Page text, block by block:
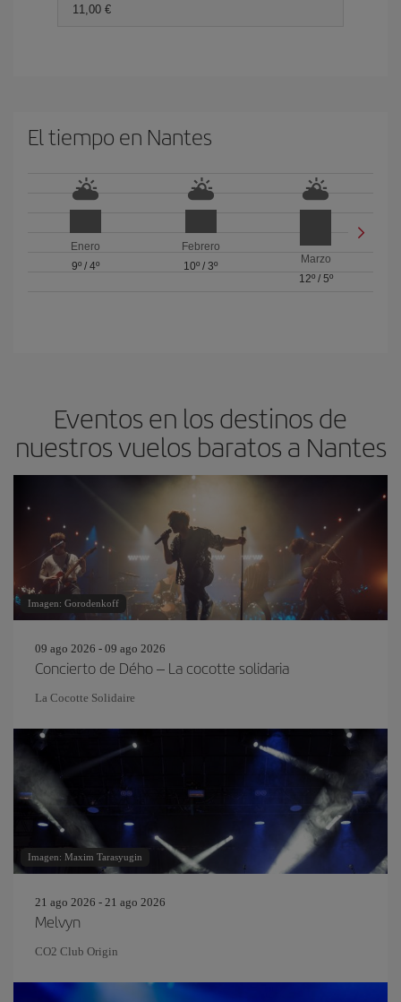
11,00 €
El tiempo en Nantes
Enero
9º/ 4º
Febrero
10º / 3º
Marzo
12º/ 5º
Eventos en los destinos de
nuestros vuelos baratos a Nantes
Imagen: Gorodenkoff
09 ago 2026 - 09 ago 2026
Concierto de Dého – La cocotte solidaria
La Cocotte Solidaire
Imagen: Maxim Tarasyugin
21 ago 2026 - 21 ago 2026
Melvyn
CO2 Club Origin